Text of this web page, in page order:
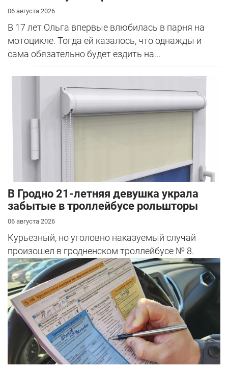
06 августа 2026
В 17 лет Ольга впервые влюбилась в парня на
мотоцикле. Тогда ей казалось, что однажды и
сама обязательно будет ездить на...
В Гродно 21-летняя девушка украла
забытые в троллейбусе рольшторы
06 августа 2026
Курьезный, но уголовно наказуемый случай
произошел в гродненском троллейбусе № 8.